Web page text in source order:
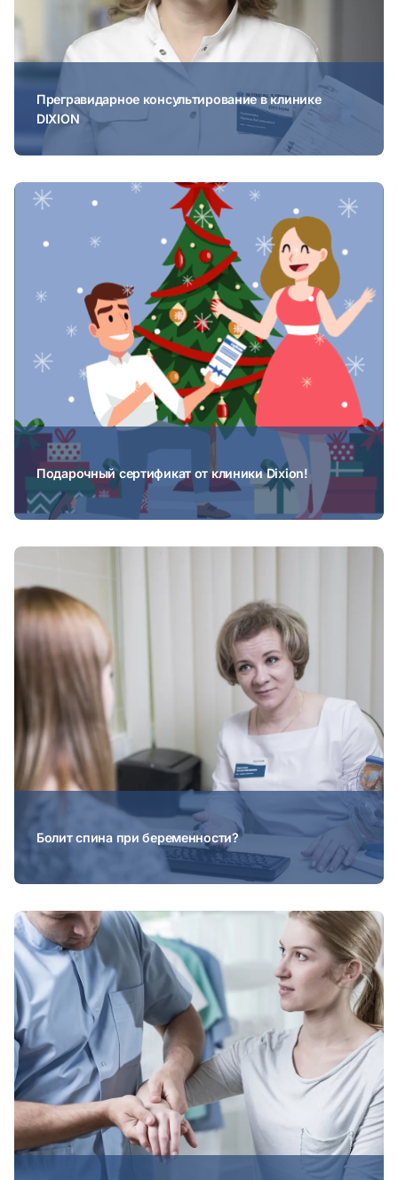
Прегравидарное консультирование в клинике
DIXION
Подарочный сертификат от клиники Dixion!
Болит спина при беременности?